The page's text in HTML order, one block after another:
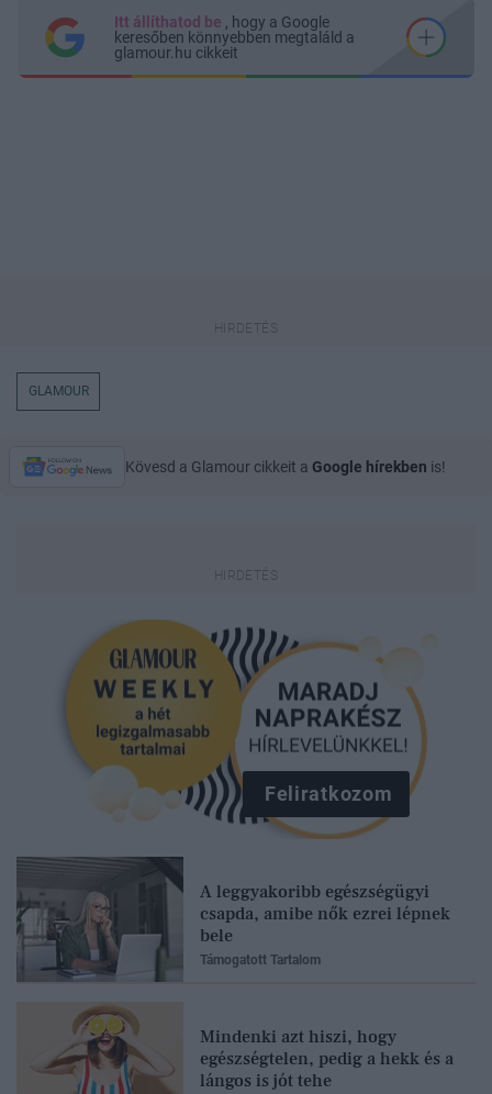
Itt állíthatod be , hogy a Google
keresőben könnyebben megtaláld a
glamour.hu cikkeit
GLAMOUR
Kövesd a Glamour cikkeit a Google hírekben is!
Feliratkozom
A leggyakoribb egészségügyi
csapda, amibe nők ezrei lépnek
bele
Támogatott Tartalom
Mindenki azt hiszi, hogy
egészségtelen, pedig a hekk és a
lángos is jót tehe